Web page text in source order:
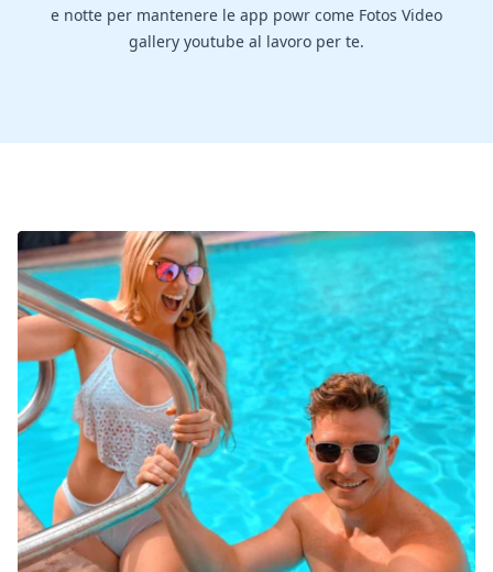
e notte per mantenere le app powr come Fotos Video
gallery youtube al lavoro per te.